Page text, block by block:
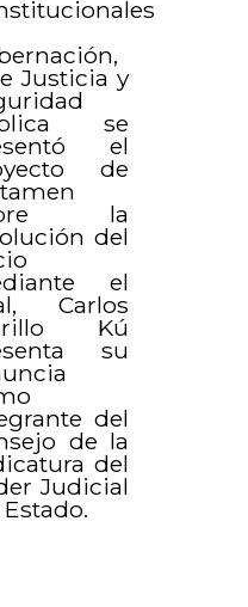
Justicia y
se
el
de
la
del
el
Carlos
Kú
su
del
de la
del
Judicial